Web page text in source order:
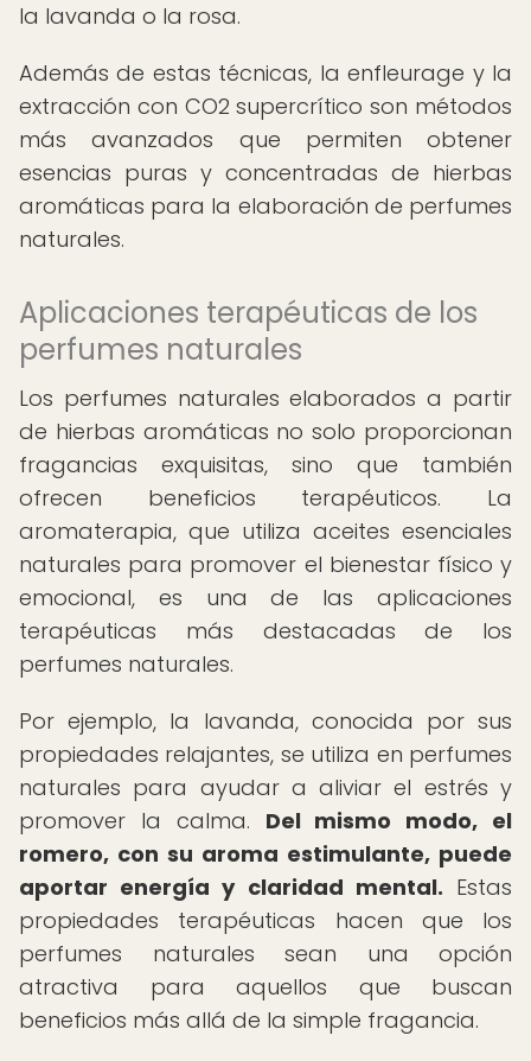
la lavanda o la rosa.
Además de estas técnicas, la enfleurage y la
extracción con CO2 supercrítico son métodos
más avanzados que permiten obtener
esencias puras y concentradas de hierbas
aromáticas para la elaboración de perfumes
naturales.
Aplicaciones terapéuticas de los
perfumes naturales
Los perfumes naturales elaborados a partir
de hierbas aromáticas no solo proporcionan
fragancias exquisitas, sino que también
ofrecen beneficios terapéuticos. La
aromaterapia, que utiliza aceites esenciales
naturales para promover el bienestar físico y
emocional, es una de las aplicaciones
terapéuticas más destacadas de los
perfumes naturales.
Por ejemplo, la lavanda, conocida por sus
propiedades relajantes, se utiliza en perfumes
naturales para ayudar a aliviar el estrés y
promover la calma. Del mismo modo, el
romero, con su aroma estimulante, puede
aportar energía y claridad mental. Estas
propiedades terapéuticas hacen que los
perfumes naturales sean una opción
atractiva para aquellos que buscan
beneficios más allá de la simple fragancia.